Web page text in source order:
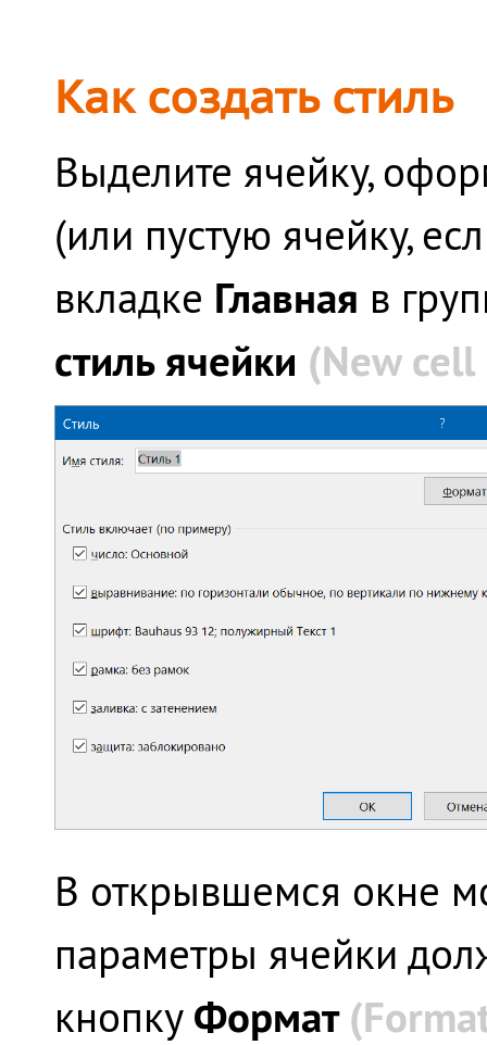
Как создать стиль
Выделите ячейку,
(или пустую ячейку,
вкладке Главная в
стиль ячейки (New
В открывшемся окне
параметры ячейки
кнопку Формат